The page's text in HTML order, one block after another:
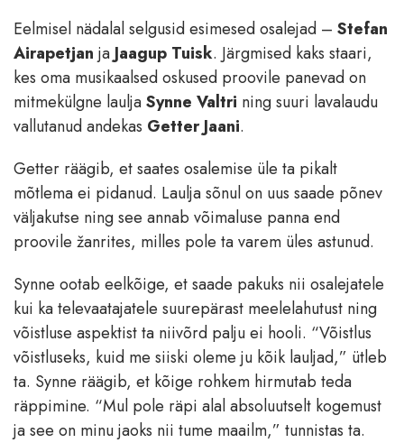
Eelmisel nädalal selgusid esimesed osalejad – Stefan
Airapetjan ja Jaagup Tuisk. Järgmised kaks staari,
kes oma musikaalsed oskused proovile panevad on
mitmekülgne lauljaSynne Valtri ning suuri lavalaudu
vallutanud andekas Getter Jaani.
Getter räägib, et saates osalemise üle ta pikalt
mõtlema ei pidanud. Laulja sõnul on uus saade põnev
väljakutse ning see annab võimaluse panna end
proovile žanrites, milles pole ta varem üles astunud.
Synne ootab eelkõige, et saade pakuks nii osalejatele
kui ka televaatajatele suurepärast meelelahutust ning
võistluse aspektist ta niivõrd palju ei hooli. “Võistlus
võistluseks, kuid me siiski oleme ju kõik lauljad,” ütleb
ta. Synne räägib, et kõige rohkem hirmutab teda
räppimine. “Mul pole räpi alal absoluutselt kogemust
ja see on minu jaoks nii tume maailm,” tunnistas ta.